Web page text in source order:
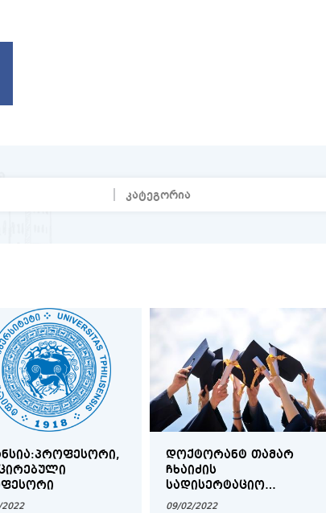
ᲓᲝᲥᲢᲝᲠᲐᲜᲢ ᲗᲐᲛᲐᲠ
ᲩᲮᲐᲘᲫᲘᲡ
ᲡᲐᲓᲘᲡᲔᲠᲢᲐᲪᲘᲝ
ᲜᲐᲨᲠᲝᲛᲘᲡ ᲓᲐᲪᲕᲐᲡ
09/02/2022